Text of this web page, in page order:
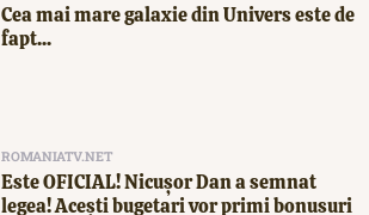
Cea mai mare galaxie din Univers este de
fapt...
ROMANIATV.NET
Este OFICIAL! Nicușor Dan a semnat
legea! Acești bugetari vor primi bonusuri